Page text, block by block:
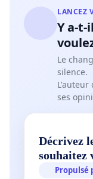
LANCEZ
Y a-t-
Le
silence.
L'auteur
ses
Décrivez
souhaitez
Propulsé